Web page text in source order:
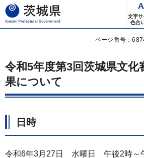
茨城県
文字サ
色合
ページ番号：
令和5年度第3回茨城県文化
果について
日時
令和6年3月27日 水曜日 午後2時～